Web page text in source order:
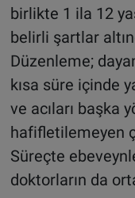
birlikte 1 ila 12
belirli şartlar
Düzenleme;
kısa süre içinde
ve acıları başka
hafifletilemeyen
Süreçte
doktorların da